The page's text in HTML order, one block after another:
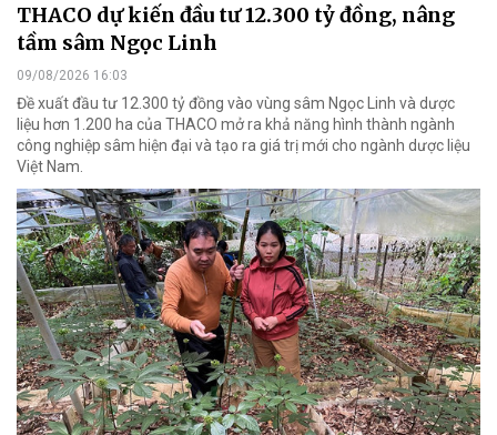
THACO dự kiến đầu tư 12.300 tỷ đồng, nâng
tầm sâm Ngọc Linh
09/08/2026 16:03
Đề xuất đầu tư 12.300 tỷ đồng vào vùng sâm Ngọc Linh và dược
liệu hơn 1.200 ha của THACO mở ra khả năng hình thành ngành
công nghiệp sâm hiện đại và tạo ra giá trị mới cho ngành dược liệu
Việt Nam.